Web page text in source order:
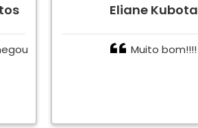
Eliane Kubota
Muito bom!!!!